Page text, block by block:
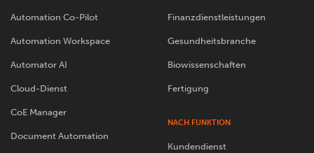
Automation Co-Pilot
Automation Workspace
Automator AI
Cloud-Dienst
CoE Manager
Document Automation
Finanzdienstleistungen
Gesundheitsbranche
Biowissenschaften
Fertigung
NACH FUNKTION
Kundendienst